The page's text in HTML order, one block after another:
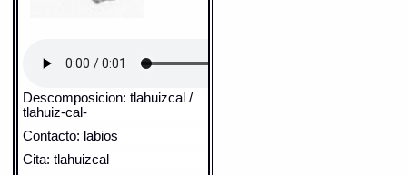
Descomposicion: tlahuizcal /
tlahuiz-cal-
Contacto: labios
Cita: tlahuizcal